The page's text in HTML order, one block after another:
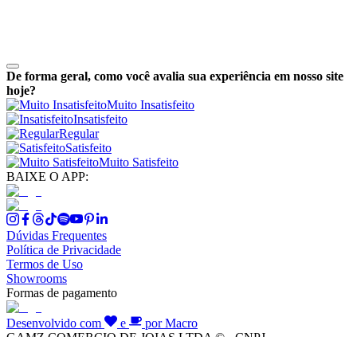
De forma geral, como você avalia sua experiência em nosso site
hoje?
Muito Insatisfeito
Insatisfeito
Regular
Satisfeito
Muito Satisfeito
BAIXE O APP:
Dúvidas Frequentes
Política de Privacidade
Termos de Uso
Showrooms
Formas de pagamento
Desenvolvido com e
por Macro